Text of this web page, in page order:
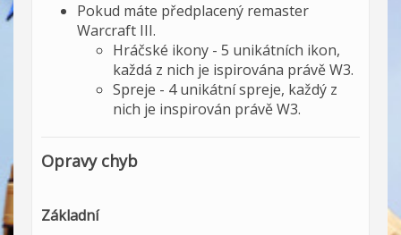
Pokud máte předplacený remaster
Warcraft III.
Hráčské ikony - 5 unikátních ikon,
každá z nich je ispirována právě W3.
Spreje - 4 unikátní spreje, každý z
nich je inspirován právě W3.
Opravy chyb
Základní